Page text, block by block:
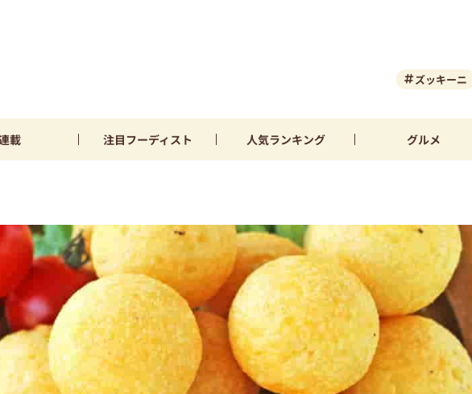
ズッキーニ
載 注目フーディスト 人気ランキング グルメ